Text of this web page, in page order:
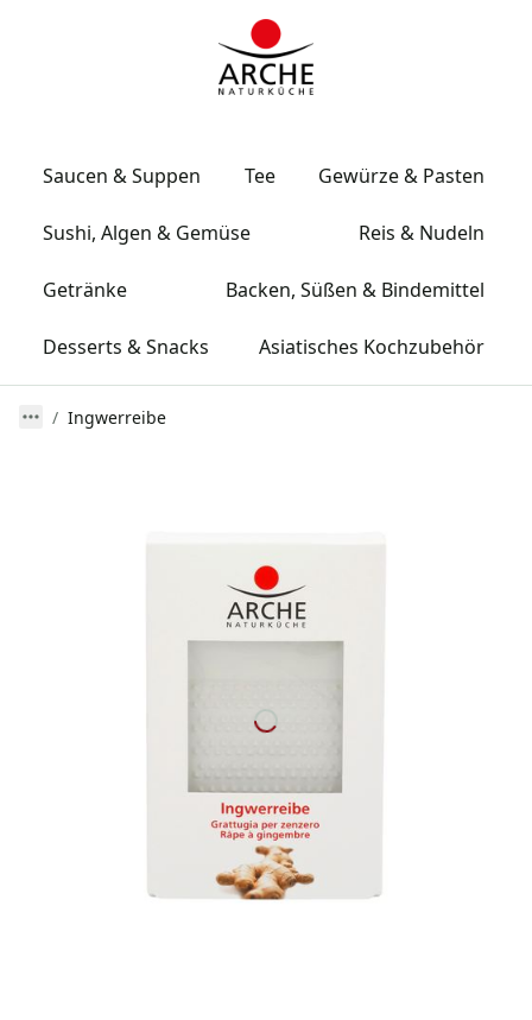
Saucen & Suppen Tee Gewürze & Pasten
Sushi, Algen & Gemüse Reis & Nudeln
Getränke Backen, Süßen & Bindemittel
Desserts & Snacks Asiatisches Kochzubehör
Ingwerreibe